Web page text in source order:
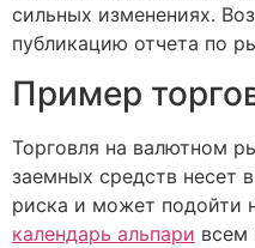
сильных изменениях.
публикацию отчета по
Пример
Торговля на валютном
заемных средств несет
риска и может подойти
календарь альпари всем